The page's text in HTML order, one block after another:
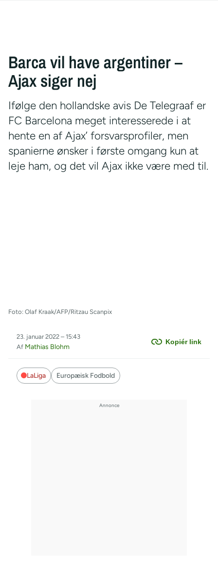
Barca vil have argentiner –
Ajax siger nej
Ifølge den hollandske avis De Telegraaf er
FC Barcelona meget interesserede i at
hente en af Ajax’ forsvarsprofiler, men
spanierne ønsker i første omgang kun at
leje ham, og det vil Ajax ikke være med til.
Foto: Olaf Kraak/AFP/Ritzau Scanpix
Kopiér link
23. januar 2022 – 15:43
Af Mathias Blohm
LaLiga Europæisk Fodbold